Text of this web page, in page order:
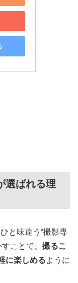
選ばれる理
と味違う“撮影専
ことで、 撮るこ
に楽しめるように